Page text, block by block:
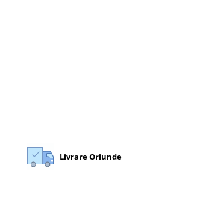
Livrare Oriunde